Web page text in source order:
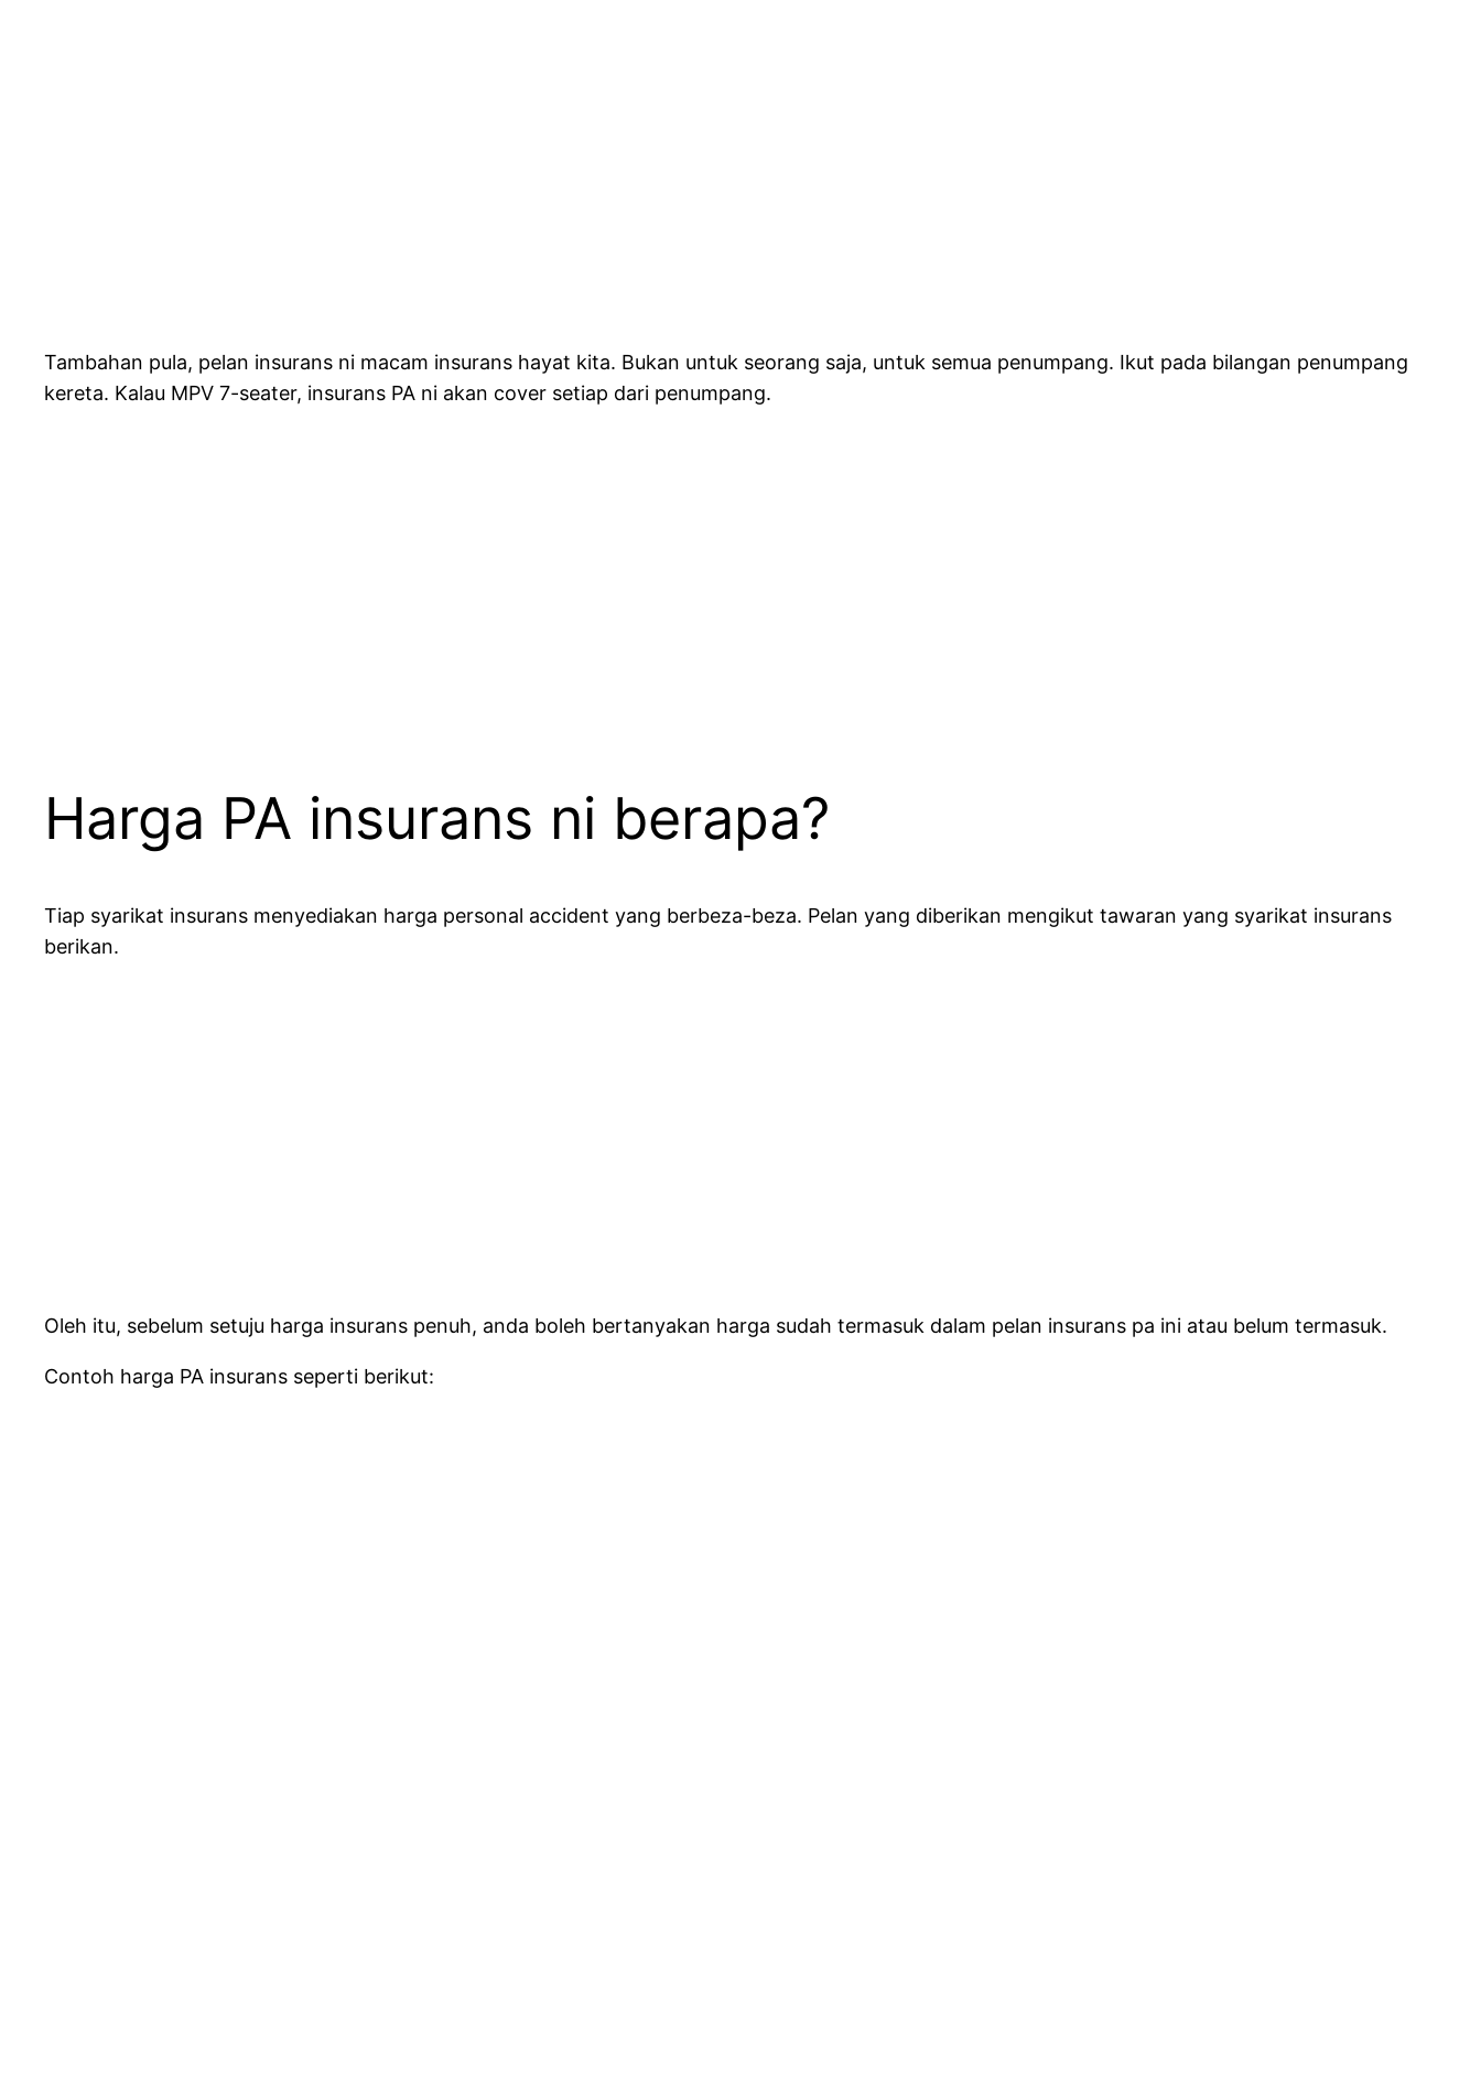
Tambahan pula, pelan insurans ni macam insurans hayat kita. Bukan untuk seorang saja, untuk semua penumpang. Ikut pada bilangan penumpang
kereta. Kalau MPV 7-seater, insurans PA ni akan cover setiap dari penumpang.
Harga PA insurans ni berapa?
Tiap syarikat insurans menyediakan harga personal accident yang berbeza-beza. Pelan yang diberikan mengikut tawaran yang syarikat insurans
berikan.
Oleh itu, sebelum setuju harga insurans penuh, anda boleh bertanyakan harga sudah termasuk dalam pelan insurans pa ini atau belum termasuk.
Contoh harga PA insurans seperti berikut: